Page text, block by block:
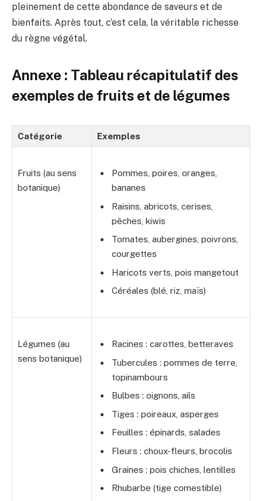
pleinement de cette abondance de saveurs et de
bienfaits. Après tout, c’est cela, la véritable richesse
du règne végétal.
Annexe : Tableau récapitulatif des
exemples de fruits et de légumes
Catégorie Exemples
Fruits (au sens
botanique)
Pommes, poires, oranges,
bananes
Raisins, abricots, cerises,
pêches, kiwis
Tomates, aubergines, poivrons,
courgettes
Haricots verts, pois mangetout
Céréales (blé, riz, maïs)
Légumes (au
sens botanique)
Racines : carottes, betteraves
Tubercules : pommes de terre,
topinambours
Bulbes : oignons, ails
Tiges : poireaux, asperges
Feuilles : épinards, salades
Fleurs : choux-fleurs, brocolis
Graines : pois chiches, lentilles
Rhubarbe (tige comestible)